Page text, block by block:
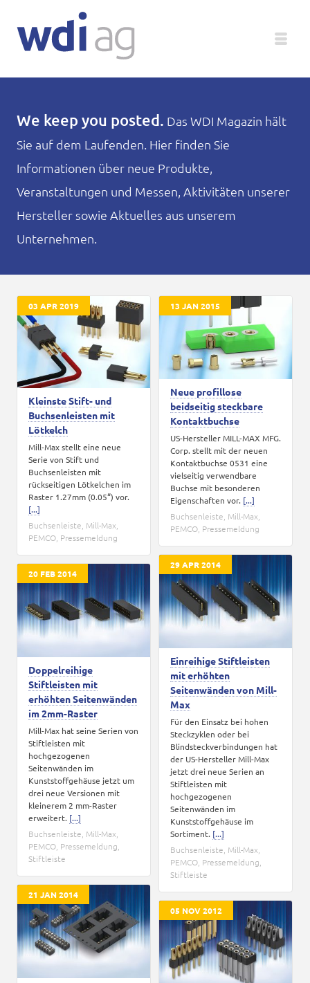
Unternehmen
Produkte
Service
Magazin
Karriere
Kontakt
We keep you posted. Das WDI Magazin hält
Sie auf dem Laufenden. Hier finden Sie
Informationen über neue Produkte,
Veranstaltungen und Messen, Aktivitäten unserer
Hersteller sowie Aktuelles aus unserem
Unternehmen.
03 APR 2019
Kleinste Stift- und
Buchsenleisten mit
Lötkelch
Mill-Max stellt eine neue
Serie von Stift und
Buchsenleisten mit
rückseitigen Lötkelchen im
Raster 1.27mm (0.05“) vor.
[...]
Buchsenleiste Mill-Max
PEMCO Pressemeldung
13 JAN 2015
Neue profillose
beidseitig steckbare
Kontaktbuchse
US-Hersteller MILL-MAX MFG.
Corp. stellt mit der neuen
Kontaktbuchse 0531 eine
vielseitig verwendbare
Buchse mit besonderen
Eigenschaften vor. [...]
Buchsenleiste, Mill-Max,
PEMCO, Pressemeldung
29 APR 2014
Einreihige Stiftleisten
mit erhöhten
Seitenwänden von Mill-
Max
Für den Einsatz bei hohen
Steckzyklen oder bei
Blindsteckverbindungen hat
der US-Hersteller Mill-Max
jetzt drei neue Serien an
Stiftleisten mit
hochgezogenen
Seitenwänden im
Kunststoffgehäuse im
Sortiment. [...]
Buchsenleiste Mill-Max
PEMCO Pressemeldung
Stiftleiste
20 FEB 2014
Doppelreihige
Stiftleisten mit
erhöhten Seitenwänden
im 2mm-Raster
Mill-Max hat seine Serien von
Stiftleisten mit
hochgezogenen
Seitenwänden im
Kunststoffgehäuse jetzt um
drei neue Versionen mit
kleinerem 2 mm-Raster
erweitert. [...]
Buchsenleiste Mill-Max
PEMCO Pressemeldung
Stiftleiste
21 JAN 2014
05 NOV 2012